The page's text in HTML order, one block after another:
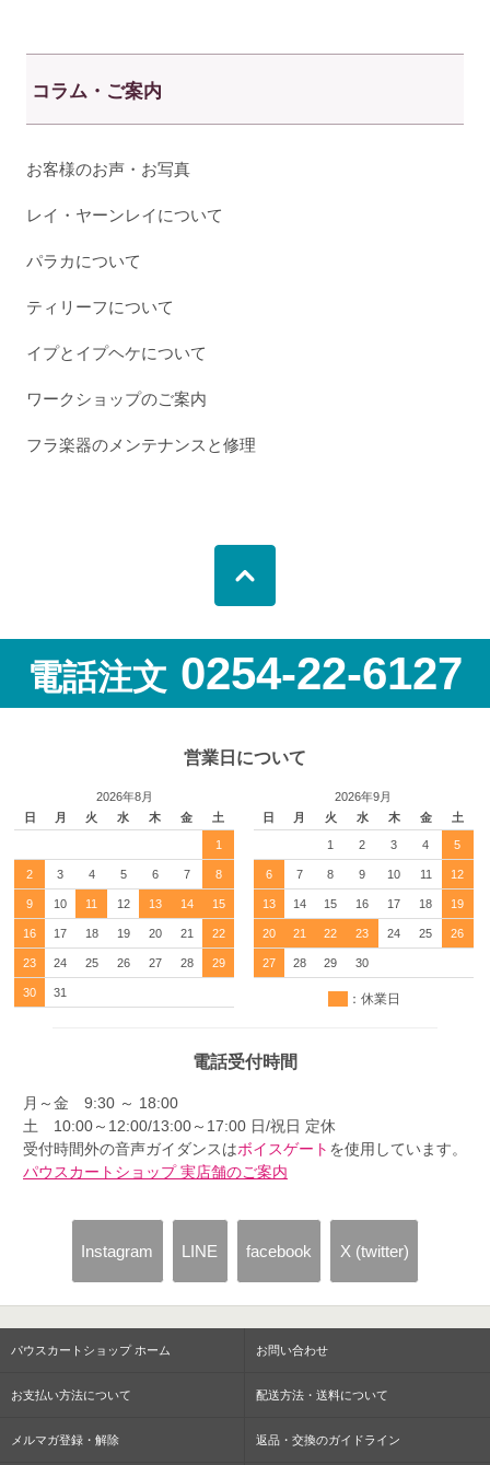
コラム・ご案内
お客様のお声・お写真
レイ・ヤーンレイについて
パラカについて
ティリーフについて
イプとイプヘケについて
ワークショップのご案内
フラ楽器のメンテナンスと修理
電話注文 0254-22-6127
営業日について
2026年8月
日
月 火 水 木 金 土
1
2 3 4 5 6 7 8
9 10 11 12 13 14 15
16 17 18 19 20 21 22
23 24 25 26 27 28 29
30 31
2026年9月
日
月 火 水 木 金 土
1 2 3 4 5
6 7 8 9 10 11 12
13 14 15 16 17 18 19
20 21 22 23 24 25 26
27 28 29 30
：休業日
電話受付時間
月～金 9:30 ～ 18:00
土 10:00～12:00/13:00～17:00 日/祝日 定休
受付時間外の音声ガイダンスはボイスゲート を使用しています。
パウスカートショップ 実店舗のご案内
Instagram LINE facebook X (twitter)
パウスカートショップ ホーム お問い合わせ
お支払い方法について 配送方法・送料について
メルマガ登録・解除 返品・交換のガイドライン